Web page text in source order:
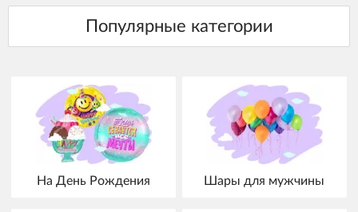
На День Рождения Шары для мужчины